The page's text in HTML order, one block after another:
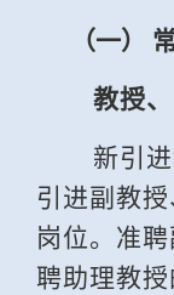
（一）
教授
新引
引进副教
岗位。准
聘助理教